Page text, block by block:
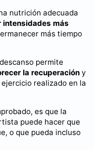
nutrición adecuada
intensidades más
más tiempo
permite
la recuperación y
realizado en la
es que la
puede hacer que
o que pueda incluso